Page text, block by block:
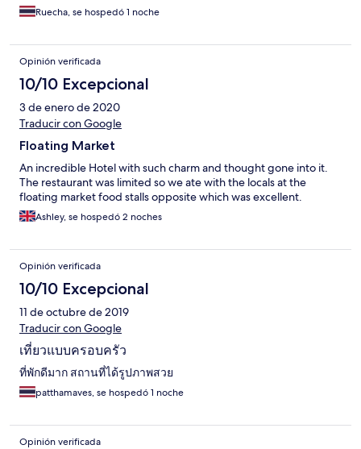
Ruecha, se hospedó 1 noche
Opinión verificada
10/10 Excepcional
3 de enero de 2020
Traducir con Google
Floating Market
An incredible Hotel with such charm and thought gone into it.
The restaurant was limited so we ate with the locals at the
floating market food stalls opposite which was excellent.
Ashley, se hospedó 2 noches
Opinión verificada
10/10 Excepcional
11 de octubre de 2019
Traducir con Google
เที่ยวแบบครอบครัว
ที่พักดีมาก สถานที่ได้รูปภาพสวย
patthamaves, se hospedó 1 noche
Opinión verificada